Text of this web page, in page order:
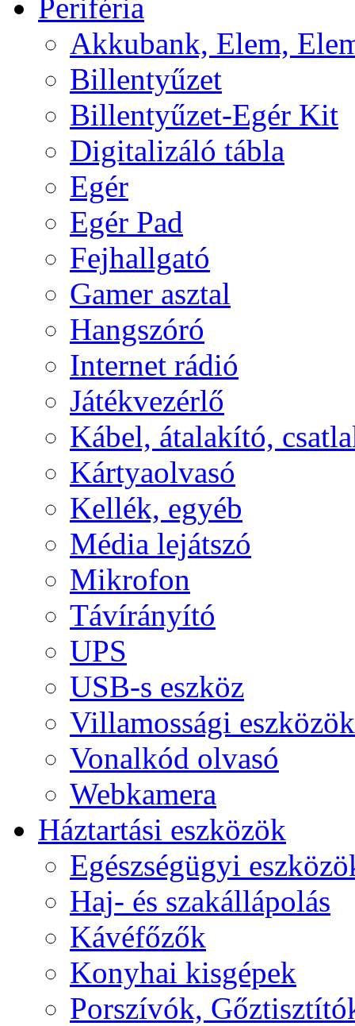
Periféria
Akkubank, Elem,
Billentyűzet
Billentyűzet-Egér Kit
Digitalizáló tábla
Egér
Egér Pad
Fejhallgató
Gamer asztal
Hangszóró
Internet rádió
Játékvezérlő
Kábel, átalakító,
Kártyaolvasó
Kellék, egyéb
Média lejátszó
Mikrofon
Távírányító
UPS
USB-s eszköz
Villamossági eszközök
Vonalkód olvasó
Webkamera
Háztartási eszközök
Egészségügyi
Haj- és szakállápolás
Kávéfőzők
Konyhai kisgépek
Porszívók,